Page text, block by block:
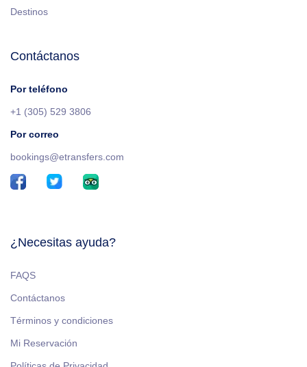
Destinos
Contáctanos
Por teléfono
+1 (305) 529 3806
Por correo
bookings@etransfers.com
¿Necesitas ayuda?
FAQS
Contáctanos
Términos y condiciones
Mi Reservación